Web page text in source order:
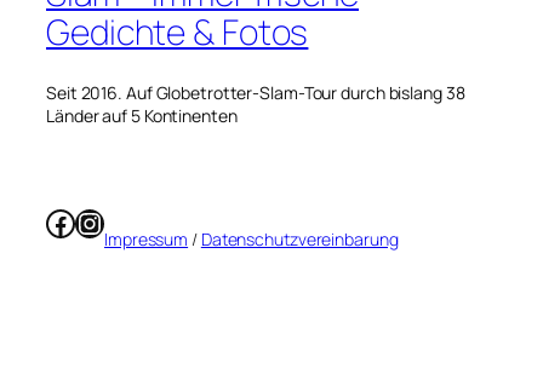
Gedichte & Fotos
Seit 2016. Auf Globetrotter-Slam-Tour durch bislang 38
Länder auf 5 Kontinenten
Facebook
Instagram
Impressum / Datenschutzvereinbarung